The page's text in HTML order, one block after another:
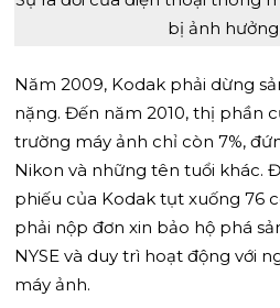
bị ảnh
Năm 2009, Kodak phải dừng
nặng. Đến năm 2010, thị phần
trường máy ảnh chỉ còn 7%,
Nikon và những tên tuổi khác.
phiếu của Kodak tụt xuống 76
phải nộp đơn xin bảo hộ phá
NYSE và duy trì hoạt động với
máy ảnh.